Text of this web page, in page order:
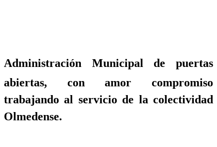
Administración Municipal de puertas
abiertas, con amor compromiso
trabajando al servicio de la colectividad
Olmedense.